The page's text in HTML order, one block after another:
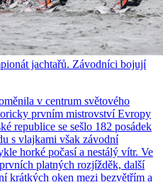
jachtařů. Závodníci bojují
v centrum světového
prvním mistrovství Evropy
republice se sešlo 182 posádek
s vlajkami však závodní
horké počasí a nestálý vítr. Ve
platných rozjížděk, další
krátkých oken mezi bezvětřím a